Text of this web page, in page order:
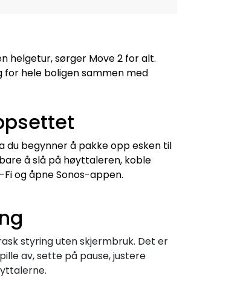
helgetur, sørger Move 2 for alt.
hele boligen sammen med
begynner å pakke opp esken til
å slå på høyttaleren, koble
og åpne Sonos-appen.
styring uten skjermbruk. Det er
av, sette på pause, justere